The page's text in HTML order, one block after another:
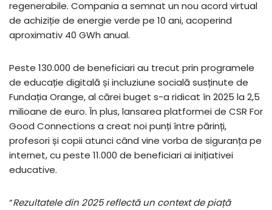
regenerabile. Compania a semnat un nou acord virtual
de achiziție de energie verde pe 10 ani, acoperind
aproximativ 40 GWh anual.
Peste 130.000 de beneficiari au trecut prin programele
de educație digitală și incluziune socială susținute de
Fundația Orange, al cărei buget s-a ridicat în 2025 la 2,5
milioane de euro. În plus, lansarea platformei de CSR For
Good Connections a creat noi punți între părinți,
profesori și copii atunci când vine vorba de siguranța pe
internet, cu peste 11.000 de beneficiari ai inițiativei
educative.
“Rezultatele din 2025 reflectă un context de piață